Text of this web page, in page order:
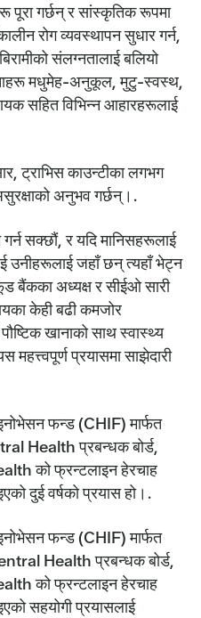
पूरा गर्छन् र सांस्कृतिक रूपमा
रोग व्यवस्थापन सुधार गर्न,
संलग्नतालाई बलियो
मधुमेह-अनुकूल, मुटु-स्वस्थ,
सहित विभिन्न आहारहरूलाई
ट्राभिस काउन्टीका लगभग
अनुभव गर्छन्।.
सक्छौं, र यदि मानिसहरूलाई
जहाँ छन् त्यहाँ भेट्न
बैंकका अध्यक्ष र सीईओ सारी
केही बढी कमजोर
खानाको साथ स्वास्थ्य
महत्त्वपूर्ण प्रयासमा साझेदारी
फन्ड (CHIF) मार्फत
Health प्रबन्धक बोर्ड,
को फ्रन्टलाइन हेरचाह
दुई वर्षको प्रयास हो।.
फन्ड (CHIF) मार्फत
Health प्रबन्धक बोर्ड,
को फ्रन्टलाइन हेरचाह
सहयोगी प्रयासलाई